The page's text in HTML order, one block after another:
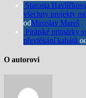
Starosta
všechny projekty
odMiroslav Mareš
Pirátské primárky
převlékání kabátů
O autorovi